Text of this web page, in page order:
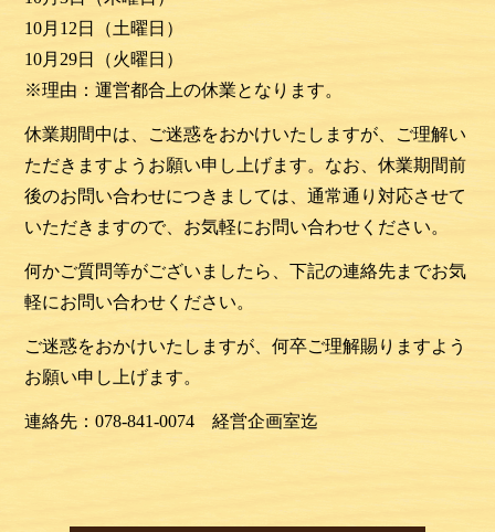
10月12日（土曜日）
10月29日（火曜日）
※理由：運営都合上の休業となります。
休業期間中は、ご迷惑をおかけいたしますが、ご理解い
ただきますようお願い申し上げます。なお、休業期間前
後のお問い合わせにつきましては、通常通り対応させて
いただきますので、お気軽にお問い合わせください。
何かご質問等がございましたら、下記の連絡先までお気
軽にお問い合わせください。
ご迷惑をおかけいたしますが、何卒ご理解賜りますよう
お願い申し上げます。
連絡先：078-841-0074 経営企画室迄